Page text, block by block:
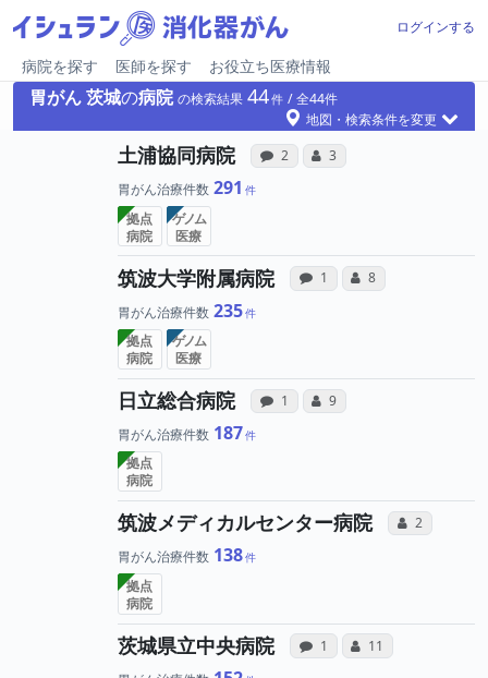
ログインする
病院を探す 医師を探す お役立ち医療情報
胃がん茨城の病院 の検索結果 44 44
地図・検索条件を変更
土浦協同病院 感想投稿（合算）
2 病院への声と、所属医
コミュニケーション・タイ
3 所属医師へのコ
胃がん治療件数 291
拠点
病院
ゲノム
医療
筑波大学附属病院 感想投稿（合算）
1 病院への声と、所
コミュニケーション
8 所属医師へ
胃がん治療件数 235
拠点
病院
ゲノム
医療
日立総合病院 感想投稿（合算）
1 病院への声と、所属医
コミュニケーション・タイ
9 所属医師へのコ
胃がん治療件数 187
拠点
病院
筑波メディカルセンター病院 コミュニケ
2 所属
胃がん治療件数 138
拠点
病院
茨城県立中央病院 感想投稿（合算）
1 病院への声と、所
コミュニケーション
11 所属医師へ